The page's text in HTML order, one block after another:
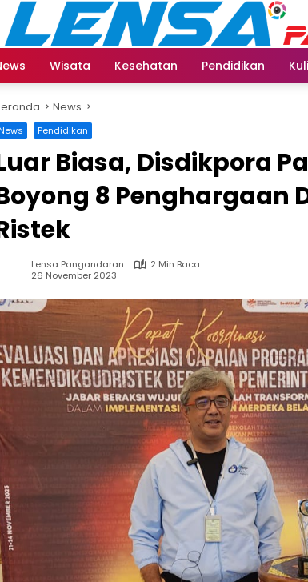
Wisata Kesehatan Pendidikan
News
News Pendidikan
Biasa, Disdikpora
8 Penghargaan
Lensa Pangandaran
2 Min Baca
26 November 2023